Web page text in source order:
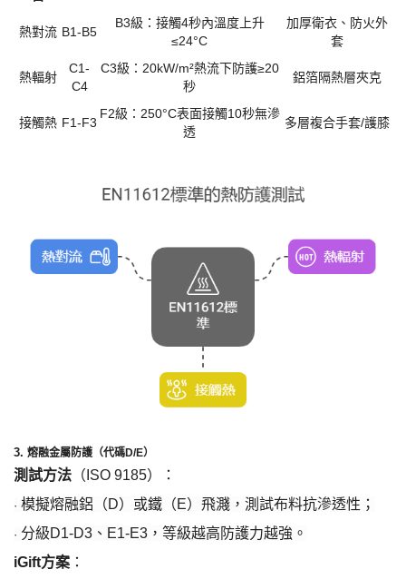
熱對流 B1-B5
B3級：接觸4秒內溫度上升
≤24°C
加厚衛衣、防火外
套
熱輻射
C1-
C4
C3級：20kW/m²熱流下防護≥20
秒
鋁箔隔熱層夾克
接觸熱 F1-F3
F2級：250°C表面接觸10秒無滲
透
多層複合手套/護膝
3. ​ 熔融金屬防護（代碼D/E）​
測試方法 ​（ISO 9185）：
· 模擬熔融鋁（D）或鐵（E）飛濺，測試布料抗滲透性；
· 分級D1-D3、E1-E3，等級越高防護力越強。
iGift方案 ：